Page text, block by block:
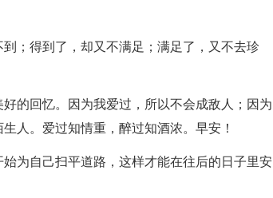
；得到了，却又不满足；满足了，又不去珍
的回忆。因为我爱过，所以不会成敌人；因为
人。爱过知情重，醉过知酒浓。早安！
为自己扫平道路，这样才能在往后的日子里安